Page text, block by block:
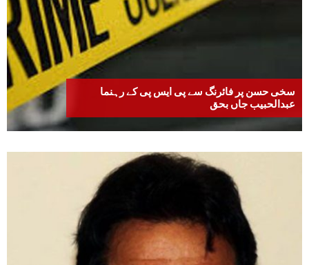
سخی حسن پر فائرنگ سے پی ایس پی کے رہنما
عبدالحبیب جاں بحق